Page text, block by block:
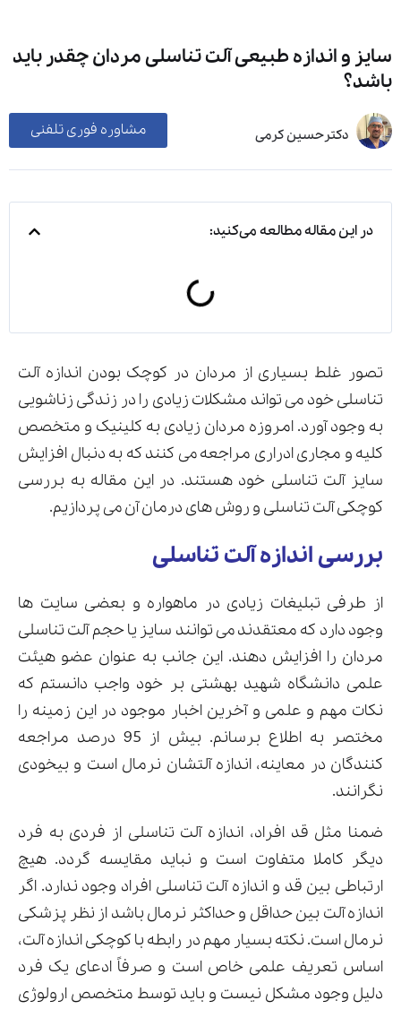
سایز و اندازه طبیعی آلت تناسلی مردان چقدر باید
باشد؟
دکترحسین کرمی مشاوره فوری تلفنی
در این مقاله مطالعه می‌کنید:
تصور غلط بسیاری از مردان در کوچک بودن اندازه آلت
تناسلی خود می تواند مشکلات زیادی را در زندگی زناشویی
به وجود آورد. امروزه مردان زیادی به کلینیک و متخصص
کلیه و مجاری ادراری مراجعه می کنند که به دنبال افزایش
سایز آلت تناسلی خود هستند. در این مقاله به بررسی
کوچکی آلت تناسلی و روش های درمان آن می پردازیم.
بررسی اندازه آلت تناسلی
از طرفی تبلیغات زیادی در ماهواره و بعضی سایت ها
وجود دارد که معتقدند می توانند سایز یا حجم آلت تناسلی
مردان را افزایش دهند. این جانب به عنوان عضو هیئت
علمی دانشگاه شهید بهشتی بر خود واجب دانستم که
نکات مهم و علمی و آخرین اخبار موجود در این زمینه را
مختصر به اطلاع برسانم. بیش از 95 درصد مراجعه
کنندگان در معاینه، اندازه آلتشان نرمال است و بیخودی
نگرانند.
ضمنا مثل قد افراد، اندازه آلت تناسلی از فردی به فرد
دیگر کاملا متفاوت است و نباید مقایسه گردد. هیچ
ارتباطی بین قد و اندازه آلت تناسلی افراد وجود ندارد. اگر
اندازه آلت بین حداقل و حداکثر نرمال باشد از نظر پزشکی
نرمال است. نکته بسیار مهم در رابطه با کوچکی اندازه آلت،
اساس تعریف علمی خاص است و صرفاً ادعای یک فرد
دلیل وجود مشکل نیست و باید توسط متخصص ارولوژی
ارسال
قدرت گرفته از همیارسیستم